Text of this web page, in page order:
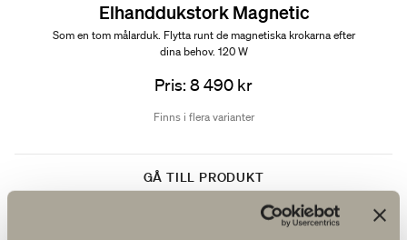
Elhanddukstork Magnetic
Som en tom målarduk. Flytta runt de magnetiska krokarna efter
dina behov. 120 W
Pris: 8 490 kr
Finns i flera varianter
GÅ TILL PRODUKT